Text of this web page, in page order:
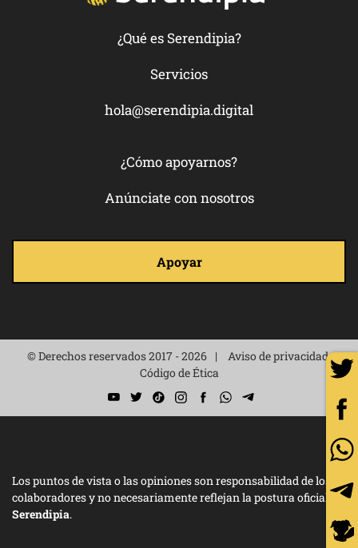
¿Qué es Serendipia?
Servicios
hola@serendipia.digital
¿Cómo apoyarnos?
Anúnciate con nosotros
Apoyar
© Derechos reservados 2017 - 2026
Aviso de privacidad
Código de Ética
Los puntos de vista o las opiniones son responsabilidad de los
colaboradores y no necesariamente reflejan la postura oficial de
Serendipia.